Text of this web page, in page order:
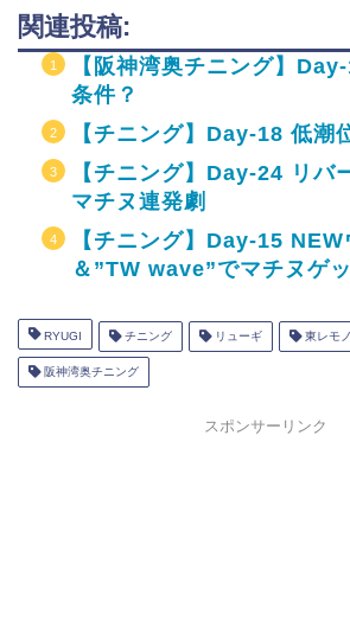
関連投稿:
【阪神湾奥チニング】
条件？
【チニング】Day-18 低潮
【チニング】Day-24 リバ
マチヌ連発劇
【チニング】Day-15
＆”TW wave”でマチヌゲ
RYUGI チニング リューギ 東レモ
阪神湾奥チニング
スポンサーリンク